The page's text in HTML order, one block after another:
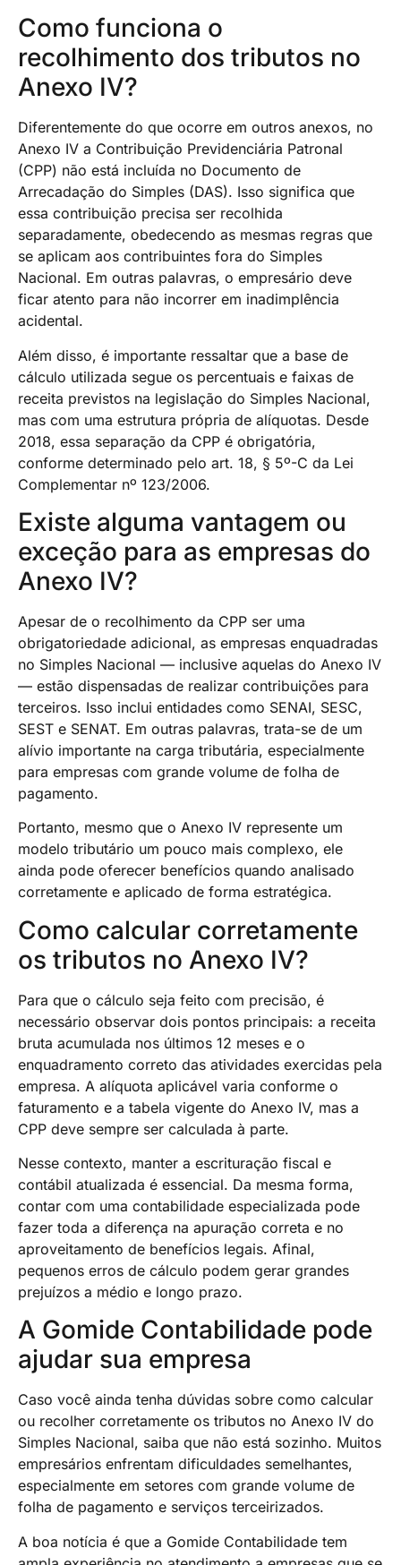
Como funciona o
recolhimento dos tributos no
Anexo IV?
Diferentemente do que ocorre em outros anexos, no
Anexo IV a Contribuição Previdenciária Patronal
(CPP) não está incluída no Documento de
Arrecadação do Simples (DAS). Isso significa que
essa contribuição precisa ser recolhida
separadamente, obedecendo as mesmas regras que
se aplicam aos contribuintes fora do Simples
Nacional. Em outras palavras, o empresário deve
ficar atento para não incorrer em inadimplência
acidental.
Além disso, é importante ressaltar que a base de
cálculo utilizada segue os percentuais e faixas de
receita previstos na legislação do Simples Nacional,
mas com uma estrutura própria de alíquotas. Desde
2018, essa separação da CPP é obrigatória,
conforme determinado pelo art. 18, § 5º-C da Lei
Complementar nº 123/2006.
Existe alguma vantagem ou
exceção para as empresas do
Anexo IV?
Apesar de o recolhimento da CPP ser uma
obrigatoriedade adicional, as empresas enquadradas
no Simples Nacional — inclusive aquelas do Anexo IV
— estão dispensadas de realizar contribuições para
terceiros. Isso inclui entidades como SENAI, SESC,
SEST e SENAT. Em outras palavras, trata-se de um
alívio importante na carga tributária, especialmente
para empresas com grande volume de folha de
pagamento.
Portanto, mesmo que o Anexo IV represente um
modelo tributário um pouco mais complexo, ele
ainda pode oferecer benefícios quando analisado
corretamente e aplicado de forma estratégica.
Como calcular corretamente
os tributos no Anexo IV?
Para que o cálculo seja feito com precisão, é
necessário observar dois pontos principais: a receita
bruta acumulada nos últimos 12 meses e o
enquadramento correto das atividades exercidas pela
empresa. A alíquota aplicável varia conforme o
faturamento e a tabela vigente do Anexo IV, mas a
CPP deve sempre ser calculada à parte.
Nesse contexto, manter a escrituração fiscal e
contábil atualizada é essencial. Da mesma forma,
contar com uma contabilidade especializada pode
fazer toda a diferença na apuração correta e no
aproveitamento de benefícios legais. Afinal,
pequenos erros de cálculo podem gerar grandes
prejuízos a médio e longo prazo.
A Gomide Contabilidade pode
ajudar sua empresa
Caso você ainda tenha dúvidas sobre como calcular
ou recolher corretamente os tributos no Anexo IV do
Simples Nacional, saiba que não está sozinho. Muitos
empresários enfrentam dificuldades semelhantes,
especialmente em setores com grande volume de
folha de pagamento e serviços terceirizados.
A boa notícia é que a Gomide Contabilidade tem